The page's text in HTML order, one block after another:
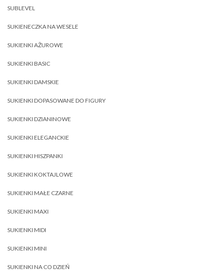
SUBLEVEL
SUKIENECZKA NA WESELE
SUKIENKI AŻUROWE
SUKIENKI BASIC
SUKIENKI DAMSKIE
SUKIENKI DOPASOWANE DO FIGURY
SUKIENKI DZIANINOWE
SUKIENKI ELEGANCKIE
SUKIENKI HISZPANKI
SUKIENKI KOKTAJLOWE
SUKIENKI MAŁE CZARNE
SUKIENKI MAXI
SUKIENKI MIDI
SUKIENKI MINI
SUKIENKI NA CO DZIEŃ